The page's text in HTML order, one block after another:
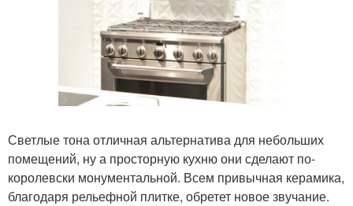
Светлые тона отличная альтернатива для небольших
помещений, ну а просторную кухню они сделают по-
королевски монументальной. Всем привычная керамика,
благодаря рельефной плитке, обретет новое звучание.